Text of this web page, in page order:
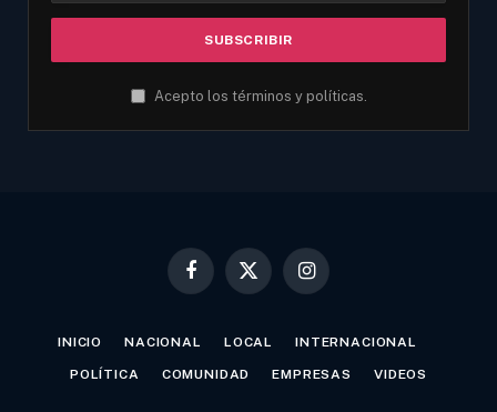
Acepto los términos y políticas.
Facebook
X
Instagram
INICIO NACIONAL LOCAL INTERNACIONAL
POLÍTICA COMUNIDAD EMPRESAS VIDEOS